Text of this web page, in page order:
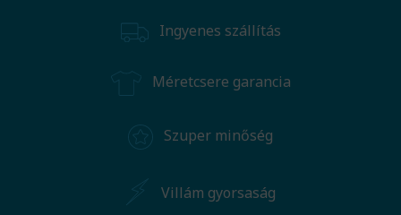
Ingyenes szállítás
Méretcsere garancia
Szuper minőség
Villám gyorsaság